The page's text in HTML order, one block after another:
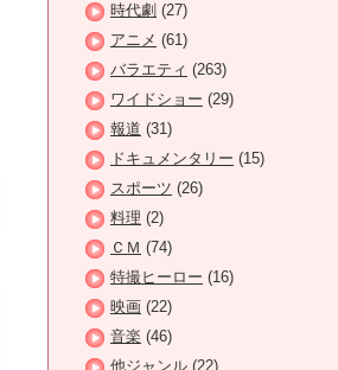
時代劇 (27)
アニメ (61)
バラエティ (263)
ワイドショー (29)
報道 (31)
ドキュメンタリー (15)
スポーツ (26)
料理 (2)
ＣＭ (74)
特撮ヒーロー (16)
映画 (22)
音楽 (46)
他ジャンル (22)